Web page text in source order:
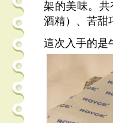
架的美味。
酒精）、苦甜
這次入手的是